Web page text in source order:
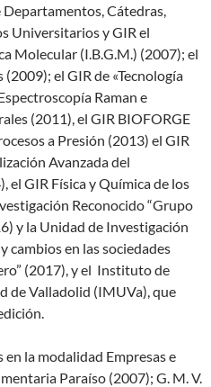
Cátedras,
Universitarios y GIR el
Molecular (I.B.G.M.) (2007); el
el GIR de «Tecnología
Raman e
(2011), el GIR BIOFORGE
a Presión (2013) el GIR
Avanzada del
GIR Física y Química de los
Reconocido “Grupo
y la Unidad de Investigación
cambios en las sociedades
(2017), y el Instituto de
de Valladolid (IMUVa), que
la modalidad Empresas e
Paraíso (2007); G. M. V.